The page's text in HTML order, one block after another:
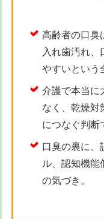
高齢者の口臭
入れ歯汚れ、
やすいという
介護で本当に
なく、乾燥対
につなぐ判断
口臭の裏に、
ル、認知機能
の気づき。